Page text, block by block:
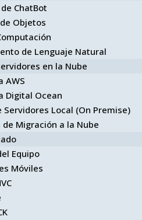
ChatBot
Objetos
de Lenguaje Natural
en la Nube
AWS
Digital Ocean
Servidores Local (On Premise)
de Migración a la Nube
Equipo
Móviles